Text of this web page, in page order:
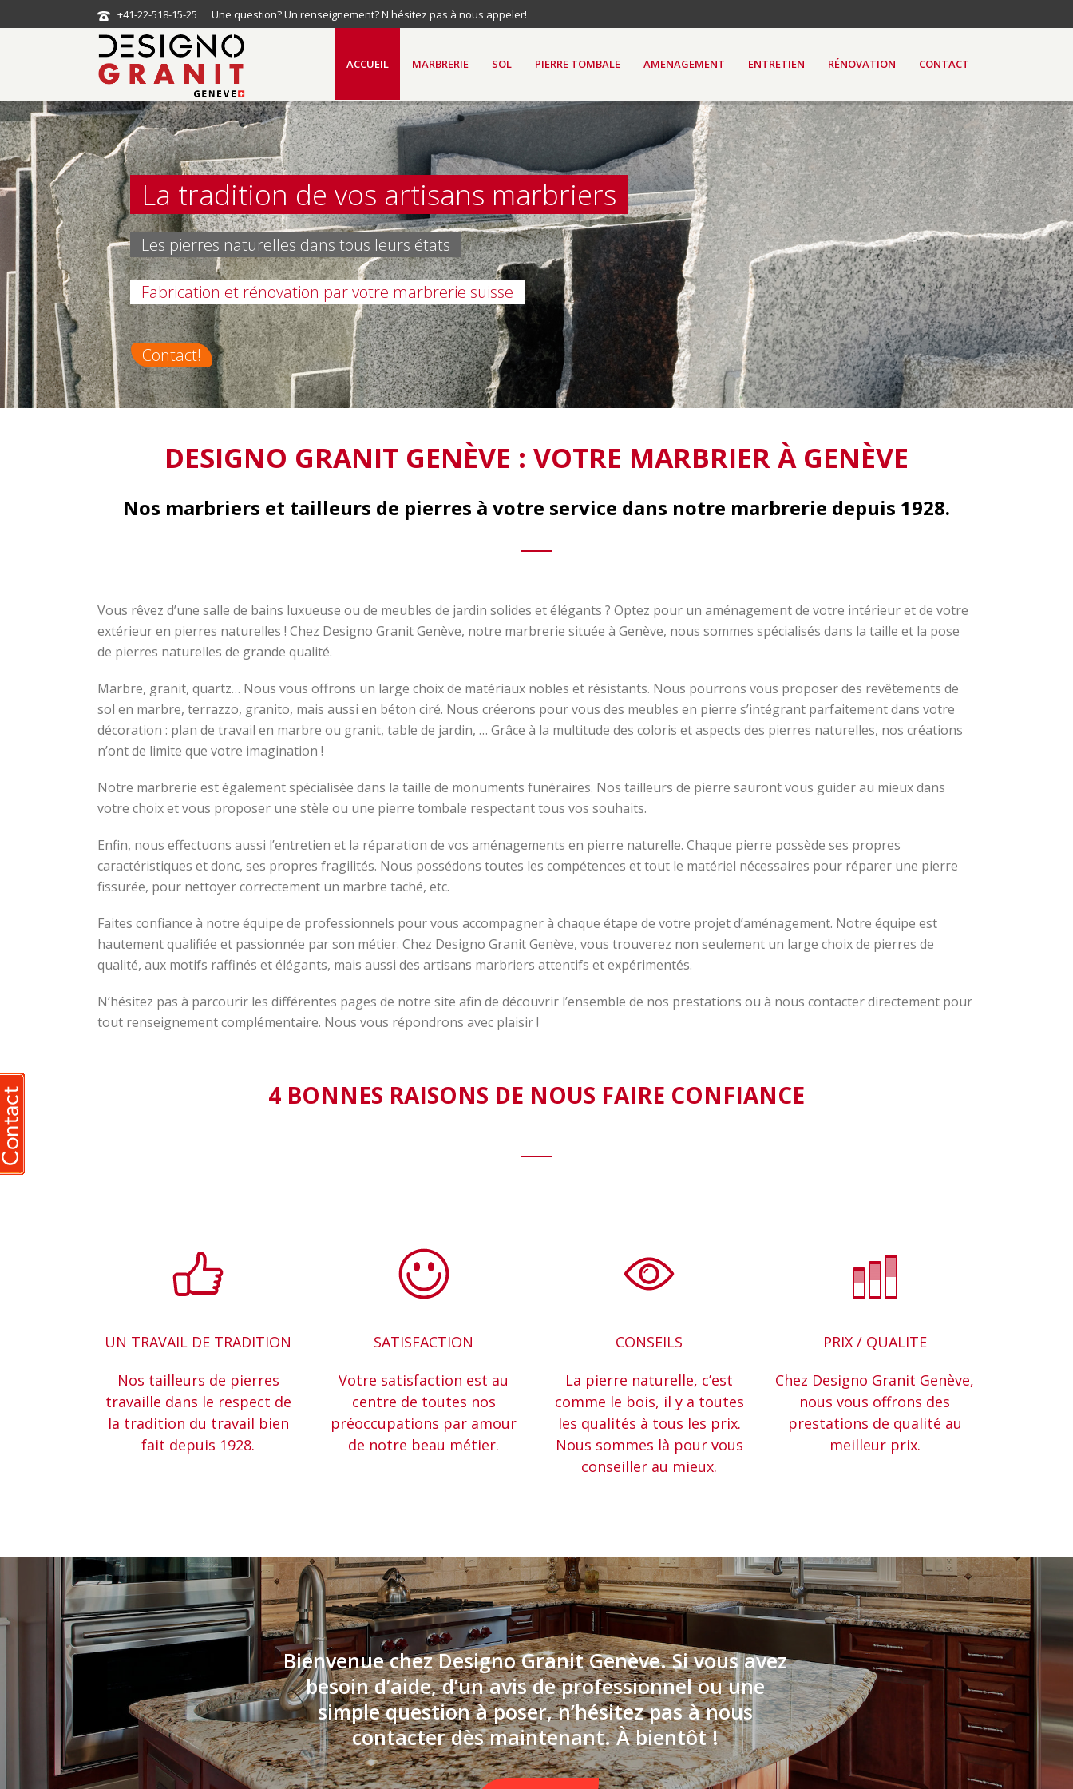
+41-22-518-15-25 Une question? Un renseignement? N'hésitez pas à nous appeler!
ACCUEIL MARBRERIE SOL PIERRE TOMBALE AMENAGEMENT ENTRETIEN RÉNOVATION CONTACT
La tradition de vos artisans marbriers
Les pierres naturelles dans tous leurs états
Fabrication et rénovation par votre marbrerie suisse
Contact!
DESIGNO GRANIT GENÈVE : VOTRE MARBRIER À GENÈVE
Nos marbriers et tailleurs de pierres à votre service dans notre marbrerie depuis 1928.
Vous rêvez d’une salle de bains luxueuse ou de meubles de jardin solides et élégants ? Optez pour un aménagement de votre intérieur et de votre
extérieur en pierres naturelles ! Chez Designo Granit Genève, notre marbrerie située à Genève, nous sommes spécialisés dans la taille et la pose
de pierres naturelles de grande qualité.
Marbre, granit, quartz… Nous vous offrons un large choix de matériaux nobles et résistants. Nous pourrons vous proposer des revêtements de
sol en marbre, terrazzo, granito, mais aussi en béton ciré. Nous créerons pour vous des meubles en pierre s’intégrant parfaitement dans votre
décoration : plan de travail en marbre ou granit, table de jardin, … Grâce à la multitude des coloris et aspects des pierres naturelles, nos créations
n’ont de limite que votre imagination !
Notre marbrerie est également spécialisée dans la taille de monuments funéraires. Nos tailleurs de pierre sauront vous guider au mieux dans
votre choix et vous proposer une stèle ou une pierre tombale respectant tous vos souhaits.
Enfin, nous effectuons aussi l’entretien et la réparation de vos aménagements en pierre naturelle. Chaque pierre possède ses propres
caractéristiques et donc, ses propres fragilités. Nous possédons toutes les compétences et tout le matériel nécessaires pour réparer une pierre
fissurée, pour nettoyer correctement un marbre taché, etc.
Faites confiance à notre équipe de professionnels pour vous accompagner à chaque étape de votre projet d’aménagement. Notre équipe est
hautement qualifiée et passionnée par son métier. Chez Designo Granit Genève, vous trouverez non seulement un large choix de pierres de
qualité, aux motifs raffinés et élégants, mais aussi des artisans marbriers attentifs et expérimentés.
N’hésitez pas à parcourir les différentes pages de notre site afin de découvrir l’ensemble de nos prestations ou à nous contacter directement pour
tout renseignement complémentaire. Nous vous répondrons avec plaisir !
4 BONNES RAISONS DE NOUS FAIRE CONFIANCE
UN TRAVAIL DE TRADITION
Nos tailleurs de pierres
travaille dans le respect de
la tradition du travail bien
fait depuis 1928.
SATISFACTION
Votre satisfaction est au
centre de toutes nos
préoccupations par amour
de notre beau métier.
CONSEILS
La pierre naturelle, c’est
comme le bois, il y a toutes
les qualités à tous les prix.
Nous sommes là pour vous
conseiller au mieux.
PRIX / QUALITE
Chez Designo Granit Genève,
nous vous offrons des
prestations de qualité au
meilleur prix.
Bienvenue chez Designo Granit Genève. Si vous avez
besoin d’aide, d’un avis de professionnel ou une
simple question à poser, n’hésitez pas à nous
contacter dès maintenant. À bientôt !